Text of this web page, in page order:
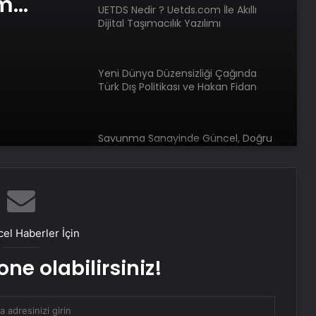
Yeni Dünya Düzensizliği Çağında
Türk Dış Politikası ve Hakan Fidan
Savunma Sanayinde Güncel, Doğru
ve Teknik Haberler
Doğal Güzelliğin Bilimi: Cilt, Saç ve
Mayıs ayında kar sürprizi
Haberler İçin
olabilirsiniz!